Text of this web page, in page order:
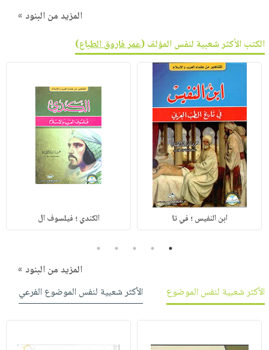
المزيد من البنود »
الكتب الأكثر شعبية لنفس المؤلف (عمر فاروق الطباع)
ابن النفيس ؛ في تا الكندي ؛ فيلسوف ال
1
2
3
4
5
المزيد من البنود »
الأكثر شعبية لنفس الموضوع
الأكثر شعبية لنفس الموضوع الفرعي